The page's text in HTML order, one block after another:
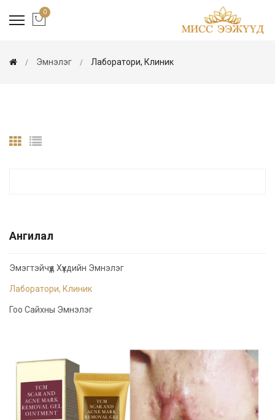
0
Эмнэлэг Лаборатори, Клиник
Ангилал
Эмэгтэйчүүд Хүүхдийн Эмнэлэг
Лаборатори, Клиник
Гоо Сайхны Эмнэлэг